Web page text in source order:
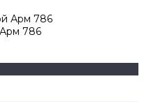
786